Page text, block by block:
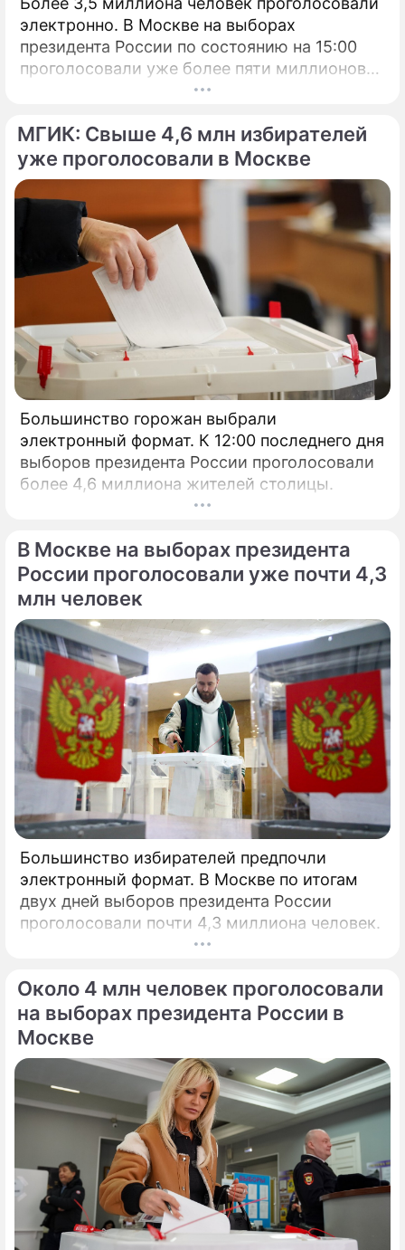
электронно. В Москве на выборах
президента России по состоянию на 15:00
проголосовали уже более пяти миллионов
МГИК: Свыше 4,6 млн избирателей
уже проголосовали в Москве
Большинство горожан выбрали
электронный формат. К 12:00 последнего дня
выборов президента России проголосовали
более 4,6 миллиона жителей столицы.
В Москве на выборах президента
России проголосовали уже почти 4,3
млн человек
Большинство избирателей предпочли
электронный формат. В Москве по итогам
двух дней выборов президента России
проголосовали почти 4,3 миллиона человек.
Около 4 млн человек проголосовали
на выборах президента России в
Москве